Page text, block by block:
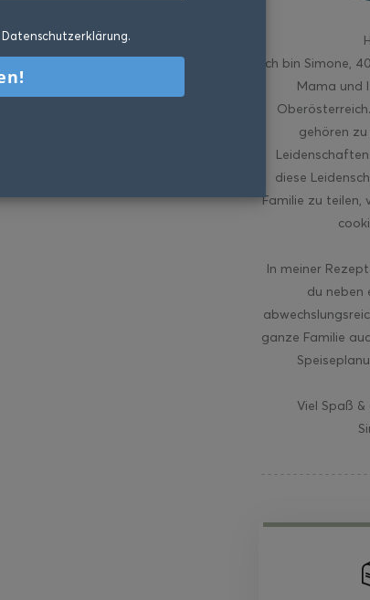
ich bin Simone,
Mama und
gehören
diese
Familie zu teilen,
In meiner
du neben
ganze Familie
Viel Spaß